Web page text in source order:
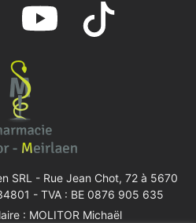
SRL - Rue Jean Chot, 72 à 5670
- TVA : BE 0876 905 635
: MOLITOR Michaël